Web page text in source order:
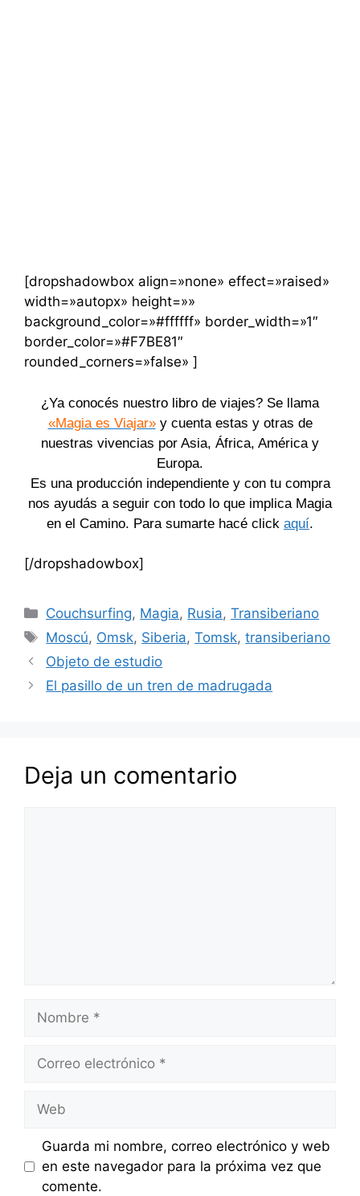
[dropshadowbox align=»none» effect=»raised»
width=»autopx» height=»»
background_color=»#ffffff» border_width=»1″
border_color=»#F7BE81″
rounded_corners=»false» ]
¿Ya conocés nuestro libro de viajes? Se llama
«Magia es Viajar»y cuenta estas y otras de
nuestras vivencias por Asia, África, América y
Europa.
Es una producción independiente y con tu compra
nos ayudás a seguir con todo lo que implica Magia
en el Camino. Para sumarte hacé click aquí.
[/dropshadowbox]
Categorías
Couchsurfing, Magia, Rusia,Transiberiano
Etiquetas
Moscú, Omsk, Siberia,Tomsk,transiberiano
Objeto de estudio
El pasillo de un tren de madrugada
Deja un comentario
Nombre
Correo
Web
Guarda mi nombre, correo electrónico y web
en este navegador para la próxima vez que
comente.